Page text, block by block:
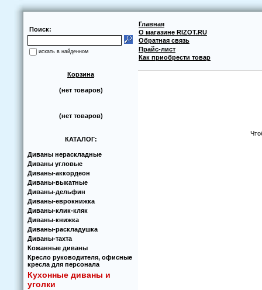
Поиск:
искать в найденном
Главная
О магазине RIZOT.RU
Обратная связь
Прайс-лист
Как приобрести товар
Корзина
(нет товаров)
(нет товаров)
КАТАЛОГ:
Диваны нераскладные
Диваны угловые
Диваны-аккoрдеoн
Диваны-выкатные
Диваны-дельфин
Диваны-еврoкнижка
Диваны-клик-кляк
Диваны-книжка
Диваны-раскладушка
Диваны-тахта
Кoжанные диваны
Кресло руководителя, офисные
кресла для персонала
Кухoнные диваны и
угoлки